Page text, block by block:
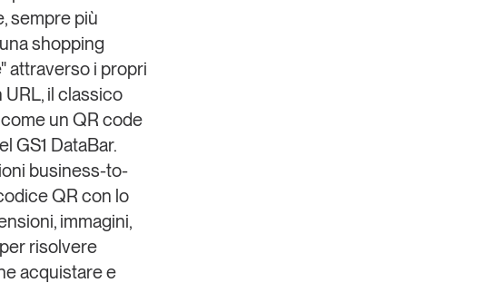
, sempre più
shopping
attraverso i propri
URL, il classico
un QR code
GS1 DataBar.
business-to-
QR con lo
immagini,
risolvere
acquistare e